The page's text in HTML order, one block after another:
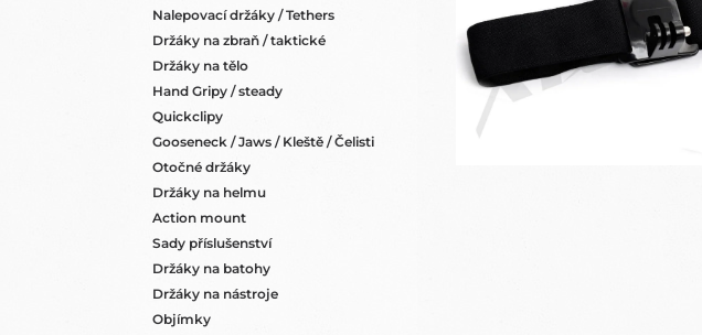
Nalepovací držáky / Tethers
Držáky na zbraň / taktické
Držáky na tělo
Hand Gripy / steady
Quickclipy
Gooseneck / Jaws / Kleště / Čelisti
Otočné držáky
Držáky na helmu
Action mount
Sady příslušenství
Držáky na batohy
Držáky na nástroje
Objímky